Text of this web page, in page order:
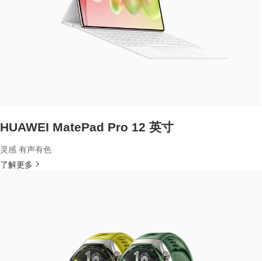
HUAWEI MatePad Pro 12 英寸
灵感 有声有色
了解更多